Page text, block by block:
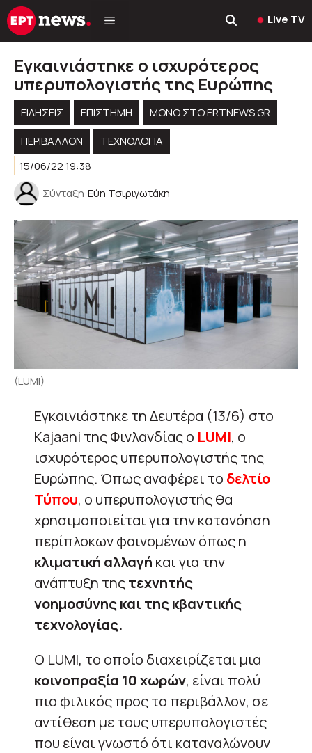
Μετάβαση
σε
Live TV
Εγκαινιάστηκε ο ισχυρότερος
υπερυπολογιστής της Ευρώπης
ΕΙΔΗΣΕΙΣ ΕΠΙΣΤΗΜΗ
ΜΟΝΟ ΣΤΟ ERTNEWS.GR
ΠΕΡΙΒΆΛΛΟΝ
ΤΕΧΝΟΛΟΓΊΑ
15/06/22 19:38
Σύνταξη Εύη Τσιριγωτάκη
(LUMI)
Εγκαινιάστηκε τη Δευτέρα (13/6) στο
Kajaani της Φινλανδίας ο LUMI, ο
ισχυρότερος υπερυπολογιστής της
Ευρώπης. Όπως αναφέρει το δελτίο
Τύπου, ο υπερυπολογιστής θα
χρησιμοποιείται για την κατανόηση
περίπλοκων φαινομένων όπως η
κλιματική αλλαγή και για την
ανάπτυξη τηςτεχνητής
νοημοσύνης και της κβαντικής
τεχνολογίας.
Ο LUMI, το οποίο διαχειρίζεται μια
κοινοπραξία 10 χωρών, είναι πολύ
πιο φιλικός προς το περιβάλλον, σε
αντίθεση με τους υπερυπολογιστές
που είναι γνωστό ότι καταναλώνουν